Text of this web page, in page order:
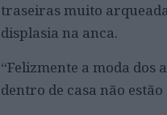
traseiras muito
displasia na anca.
“Felizmente a moda dos
dentro de casa não